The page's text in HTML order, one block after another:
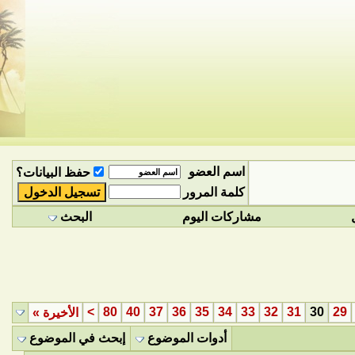
اسم العضو
حفظ البيانات؟
كلمة المرور
مشاركات اليوم البحث
29
30
31
32
33
34
35
36
37
40
80
> الأخيرة »
أدوات الموضوع
إبحث في الموضوع